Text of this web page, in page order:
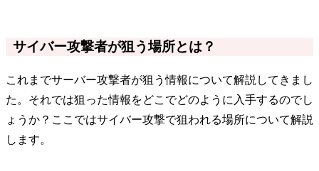
サイバー攻撃者が狙う場所とは？
これまでサーバー攻撃者が狙う情報について解説してきまし
た。それでは狙った情報をどこでどのように入手するのでし
ょうか？ここではサイバー攻撃で狙われる場所について解説
します。